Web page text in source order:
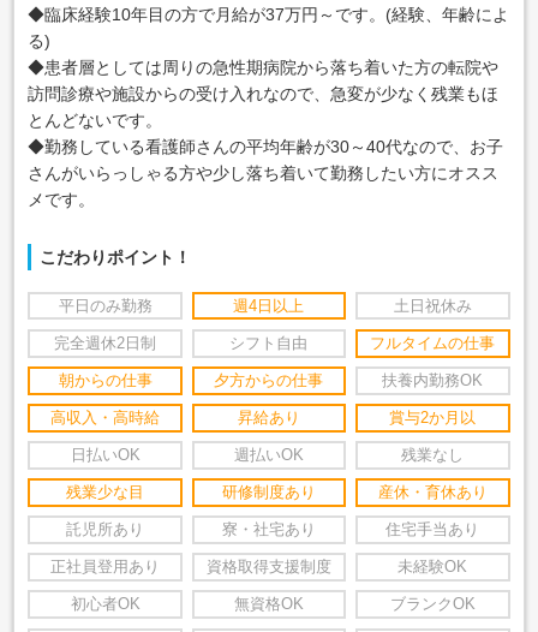
◆臨床経験10年目の方で月給が37万円～です。(経験、年齢によ
る)
◆患者層としては周りの急性期病院から落ち着いた方の転院や
訪問診療や施設からの受け入れなので、急変が少なく残業もほ
とんどないです。
◆勤務している看護師さんの平均年齢が30～40代なので、お子
さんがいらっしゃる方や少し落ち着いて勤務したい方にオスス
メです。
こだわりポイント！
平日のみ勤務 週4日以上 土日祝休み
完全週休2日制 シフト自由 フルタイムの仕事
朝からの仕事 夕方からの仕事 扶養内勤務OK
高収入・高時給 昇給あり 賞与2か月以
日払いOK 週払いOK 残業なし
残業少な目 研修制度あり 産休・育休あり
託児所あり 寮・社宅あり 住宅手当あり
正社員登用あり 資格取得支援制度 未経験OK
初心者OK 無資格OK ブランクOK